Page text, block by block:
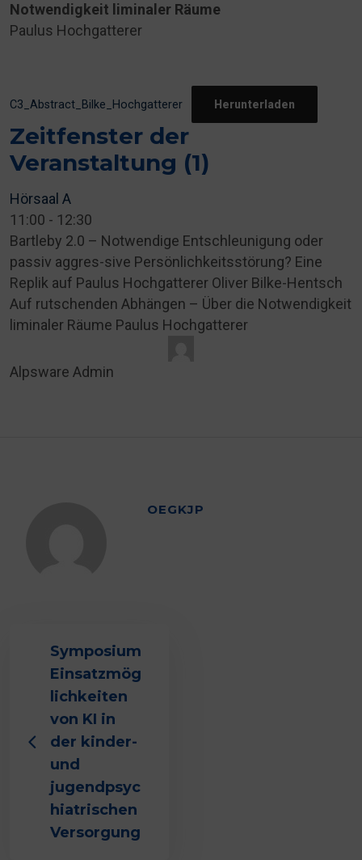
Notwendigkeit liminaler Räume
Paulus Hochgatterer
C3_Abstract_Bilke_Hochgatterer Herunterladen
Zeitfenster der
Veranstaltung (1)
Hörsaal A
11:00 - 12:30
Bartleby 2.0 – Notwendige Entschleunigung oder
passiv aggres-sive Persönlichkeitsstörung? Eine
Replik auf Paulus Hochgatterer Oliver Bilke-Hentsch
Auf rutschenden Abhängen – Über die Notwendigkeit
liminaler Räume Paulus Hochgatterer
Alpsware Admin
OEGKJP
Symposium
Einsatzmög
lichkeiten
von KI in
der kinder-
und
jugendpsyc
hiatrischen
Versorgung